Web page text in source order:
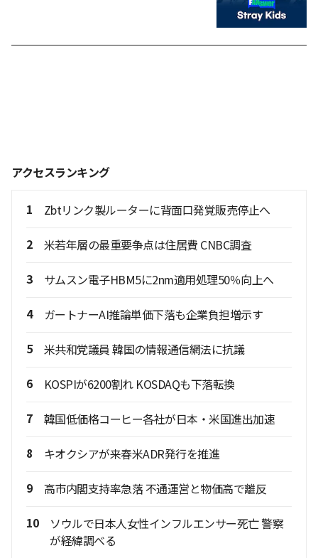
アクセスランキング
1 Zbtリンク製ルーターに背面口発覚販売停止へ
2 米若年層の最重要争点は住居費 CNBC調査
3 サムスン電子HBM5に2nm適用処理50％向上へ
4 ガートナーAI推論単価下落も企業負担増示す
5 米共和党議員 韓国の情報通信網法に抗議
6 KOSPIが6200割れ KOSDAQも下落転換
7 韓国低価格コーヒー各社が日本・米国進出加速
8 キオクシアが来春米ADR発行を推進
9 高市内閣支持率急落 不通運営と物価高で離反
10
ソウルで日本人女性インフルエンサー死亡 警察
が経緯調べる